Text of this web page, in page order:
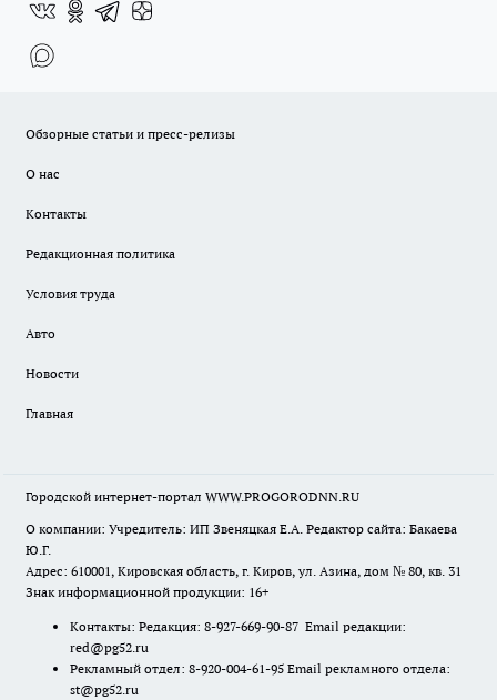
Обзорные статьи и пресс-релизы
О нас
Контакты
Редакционная политика
Условия труда
Авто
Новости
Главная
Городской интернет-портал WWW.PROGORODNN.RU
О компании: Учредитель: ИП Звеняцкая Е.А. Редактор сайта: Бакаева
Ю.Г.
Адрес: 610001, Кировская область, г. Киров, ул. Азина, дом № 80, кв. 31
Знак информационной продукции: 16+
Контакты: Редакция: 8-927-669-90-87 Email редакции:
red@pg52.ru
Рекламный отдел: 8-920-004-61-95 Email рекламного отдела:
st@pg52.ru